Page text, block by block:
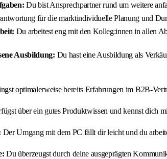
Du bist Ansprechpartner rund um weitere
für die marktindividuelle Planung und
Du arbeitest eng mit den Kolleg:innen in allen
Ausbildung: Du hast eine Ausbildung als
optimalerweise bereits Erfahrungen im B2B-
über ein gutes Produktwissen und kennst dich
Der Umgang mit dem PC fällt dir leicht und du
Du überzeugst durch deine ausgeprägten